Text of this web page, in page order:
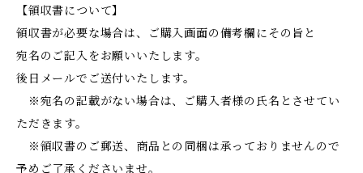
【領収書について】
領収書が必要な場合は、ご購入画面の備考欄にその旨と
宛名のご記入をお願いいたします。
後日メールでご送付いたします。
※宛名の記載がない場合は、ご購入者様の氏名とさせてい
ただきます。
※領収書のご郵送、商品との同梱は承っておりませんので
予めご了承くださいませ。